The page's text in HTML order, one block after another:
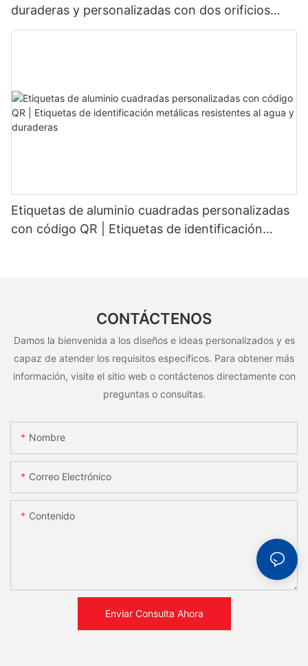
duraderas y personalizadas con dos orificios
fijos para un reconocimiento estable.
Etiquetas de aluminio cuadradas personalizadas
con código QR | Etiquetas de identificación
CONTÁCTENOS
Damos la bienvenida a los diseños e ideas personalizados y es
capaz de atender los requisitos específicos. Para obtener más
información, visite el sitio web o contáctenos directamente con
preguntas o consultas.
Nombre
Correo Electrónico
Contenido
Enviar Consulta Ahora